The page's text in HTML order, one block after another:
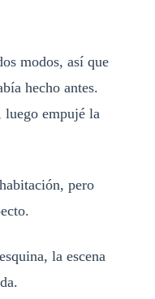
modos, así que
hecho antes.
luego empujé la
pero
la escena